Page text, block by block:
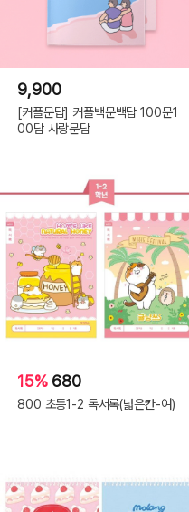
9,900
[커플문답] 커플백문백답 100문1
00답 사랑문답
15% 680
800 초등1-2 독서록(넓은칸-여)